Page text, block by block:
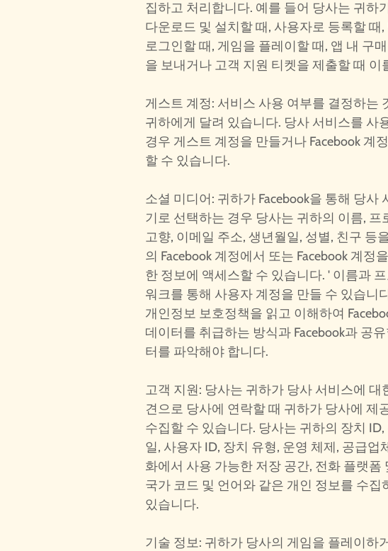
집하고 처리합니다. 예를 들어 당사는 귀하
다운로드 및 설치할 때, 사용자로 등록할 때,
로그인할 때, 게임을 플레이할 때, 앱 내 구
을 보내거나 고객 지원 티켓을 제출할 때 이
게스트 계정: 서비스 사용 여부를 결정하는
귀하에게 달려 있습니다. 당사 서비스를 사
경우 게스트 계정을 만들거나 Facebook 계
할 수 있습니다.
소셜 미디어: 귀하가 Facebook을 통해 당사
기로 선택하는 경우 당사는 귀하의 이름, 프
고향, 이메일 주소, 생년월일, 성별, 친구 등
의 Facebook 계정에서 또는 Facebook 계정
한 정보에 액세스할 수 있습니다. ' 이름과
워크를 통해 사용자 계정을 만들 수 있습니
개인정보 보호정책을 읽고 이해하여
데이터를 취급하는 방식과 Facebook과 공
터를 파악해야 합니다.
고객 지원: 당사는 귀하가 당사 서비스에 대
견으로 당사에 연락할 때 귀하가 당사에 제
수집할 수 있습니다. 당사는 귀하의 장치 ID,
일, 사용자 ID, 장치 유형, 운영 체제, 공급업
화에서 사용 가능한 저장 공간, 전화 플랫폼
국가 코드 및 언어와 같은 개인 정보를 수집
있습니다.
기술 정보: 귀하가 당사의 게임을 플레이하